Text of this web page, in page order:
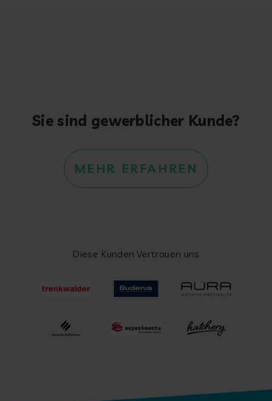
Sie sind gewerblicher Kunde?
MEHR ERFAHREN
Diese Kunden Vertrauen uns